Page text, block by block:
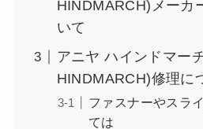
HINDMARCH)メーカ
いて
アニヤ ハインドマー
HINDMARCH)修理に
ファスナーやスラ
ては